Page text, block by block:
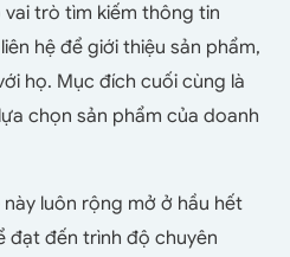
trò tìm kiếm thông tin
hệ để giới thiệu sản phẩm,
họ. Mục đích cuối cùng là
chọn sản phẩm của doanh
luôn rộng mở ở hầu hết
đạt đến trình độ chuyên